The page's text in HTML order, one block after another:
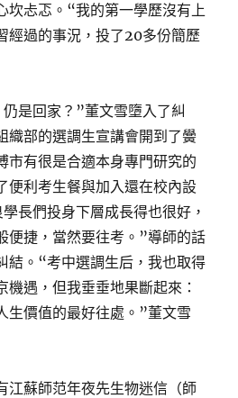
坎忐忑。“我的第一學歷沒有上
經過的事況，投了20多份簡歷
是回家？”董文雪墮入了糾
織部的選調生宣講會開到了黌
市有很是合適本身專門研究的
便利考生餐與加入還在校內設
長們投身下層成長得也很好，
便捷，當然要往考。”導師的話
結。“考中選調生后，我也取得
機遇，但我垂垂地果斷起來：
生價值的最好往處。”董文雪
江蘇師范年夜先生物迷信（師